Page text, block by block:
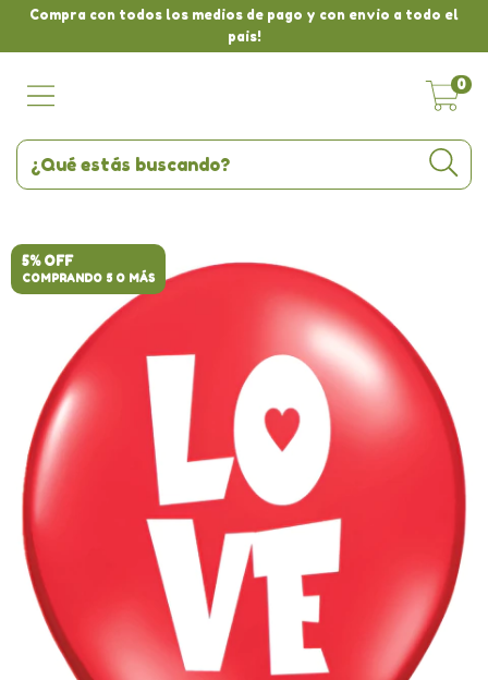
Compra con todos los medios de pago y con envio a todo el
pais!
0
5% OFF
COMPRANDO 5 O MÁS